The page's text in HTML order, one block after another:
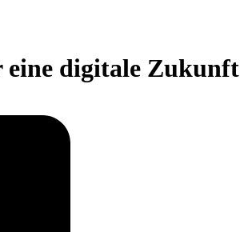
eine digitale Zukunft